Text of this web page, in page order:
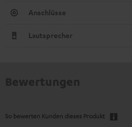
Anschlüsse
Lautsprecher
So bewerten Kunden dieses Produkt